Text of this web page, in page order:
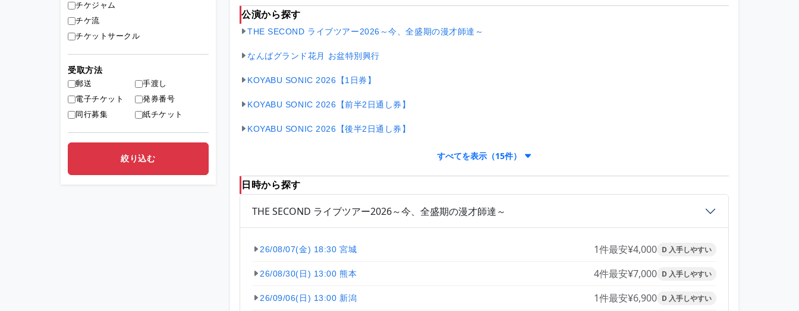
公演から探す
THE SECOND ライブツアー2026～今、全盛期の漫才師達～
なんばグランド花月 お盆特別興行
KOYABU SONIC 2026【1日券】
KOYABU SONIC 2026【前半2日通し券】
KOYABU SONIC 2026【後半2日通し券】
すべてを表示（15件）
日時から探す
THE SECOND ライブツアー2026～今、全盛期の漫才師達～
26/08/07(金) 18:30 宮城 1件最安¥4,000 D 入手しやすい
26/08/30(日) 13:00 熊本 4件最安¥7,000 D 入手しやすい
26/09/06(日) 13:00 新潟 1件最安¥6,900 D 入手しやすい
チケジャム
チケ流
チケットサークル
受取方法
郵送
手渡し
電子チケット
発券番号
同行募集
紙チケット